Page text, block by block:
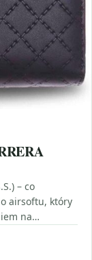
– co
airsoftu, który
na